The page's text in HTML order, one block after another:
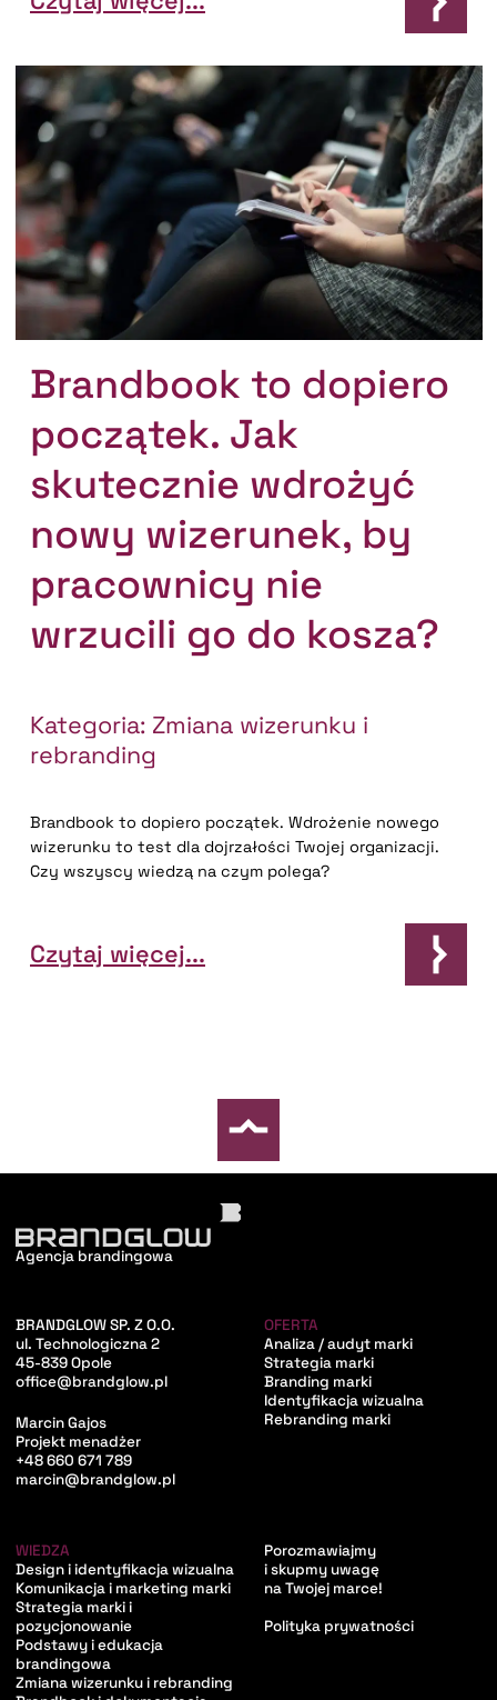
Brandbook to dopiero
początek. Jak
skutecznie wdrożyć
nowy wizerunek, by
pracownicy nie
wrzucili go do kosza?
Kategoria: Zmiana wizerunku i
rebranding
Brandbook to dopiero początek. Wdrożenie nowego
wizerunku to test dla dojrzałości Twojej organizacji.
Czy wszyscy wiedzą na czym polega?
Czytaj więcej...
Agencja brandingowa
BRANDGLOW SP. Z O.O.
ul. Technologiczna 2
45-839 Opole
office@brandglow.pl
Marcin Gajos
Projekt menadżer
+48 660 671 789
marcin@brandglow.pl
OFERTA
Analiza / audyt marki
Strategia marki
Branding marki
Identyfikacja wizualna
Rebranding marki
WIEDZA
Design i identyfikacja wizualna
Komunikacja i marketing marki
Strategia marki i
pozycjonowanie
Podstawy i edukacja
brandingowa
Zmiana wizerunku i rebranding
Porozmawiajmy
i skupmy uwagę
na Twojej marce!
Polityka prywatności